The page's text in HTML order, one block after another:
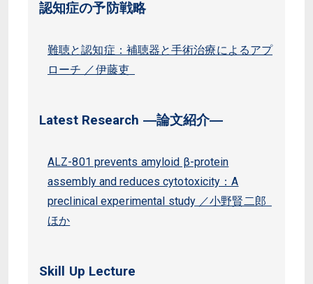
認知症の予防戦略
難聴と認知症：補聴器と手術治療によるアプ
ローチ ／伊藤吏
Latest Research ―論文紹介―
ALZ-801 prevents amyloid β-protein
assembly and reduces cytotoxicity：A
preclinical experimental study ／小野賢二郎
ほか
Skill Up Lecture